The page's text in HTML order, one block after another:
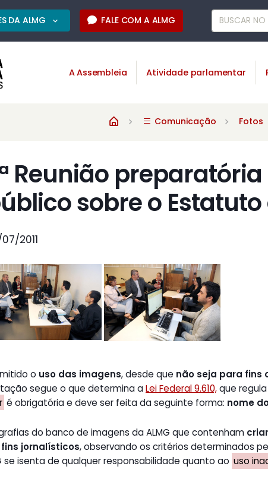
DA ALMG FALE COM A ALMG
A Assembleia Atividade parlamentar
Comunicação Fotos
Reunião
sobre o
2011
o uso das imagens, desde que não seja para fins
segue o que determina aLei Federal 9.610,que
é obrigatória e deve ser feita da seguinte forma: nome
do banco de imagens da ALMG que contenham
fins jornalísticos, observando os critérios determinados
se isenta de qualquer responsabilidade quanto ao uso